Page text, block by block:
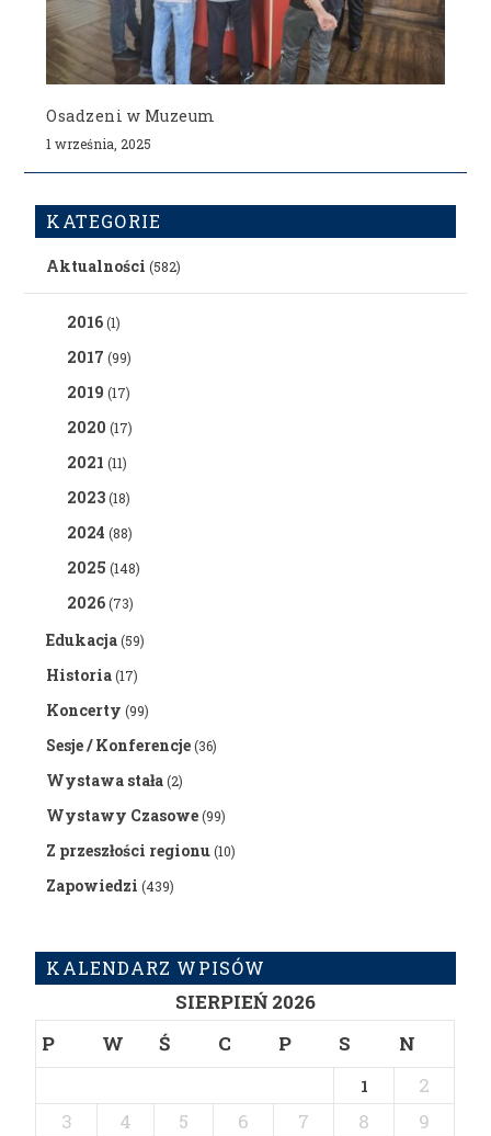
Osadzeni w Muzeum
1 września, 2025
KATEGORIE
Aktualności (582)
2016(1)
2017 (99)
2019 (17)
2020 (17)
2021 (11)
2023(18)
2024 (88)
2025 (148)
2026(73)
Edukacja(59)
Historia(17)
Koncerty (99)
Sesje / Konferencje(36)
Wystawa stała(2)
Wystawy Czasowe(99)
Z przeszłości regionu(10)
Zapowiedzi (439)
KALENDARZ WPISÓW
SIERPIEŃ 2026
P
W Ś C P S N
1
2
3
4 5 6 7 8
9